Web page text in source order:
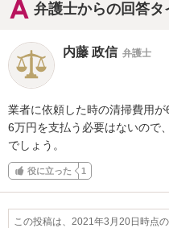
弁護士からの回答タ
内藤 政信 弁護士
業者に依頼した時の清掃費用が
6万円を支払う必要はないので
でしょう。
役に立った 1
この投稿は、2021年3月20日時点の